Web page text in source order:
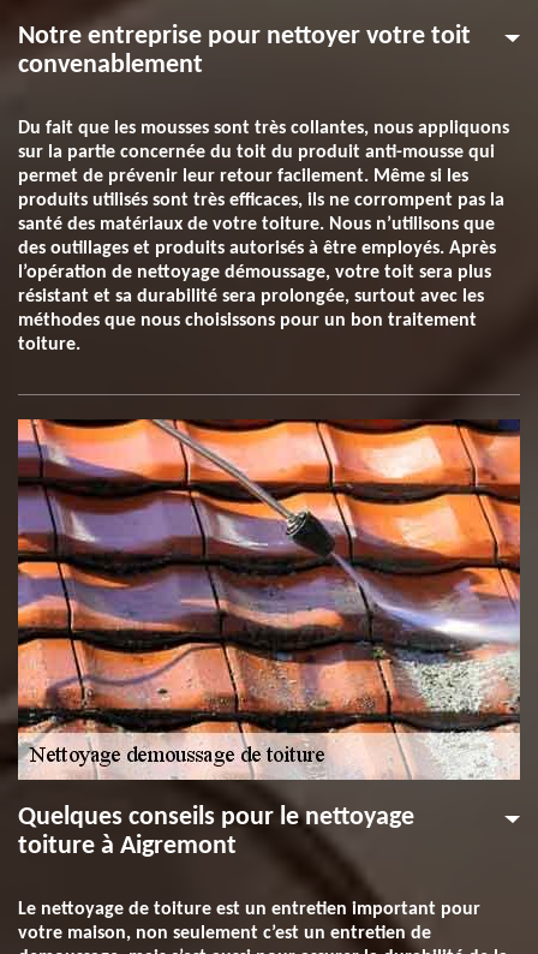
Notre entreprise pour nettoyer votre toit
convenablement
Du fait que les mousses sont très collantes, nous appliquons
sur la partie concernée du toit du produit anti-mousse qui
permet de prévenir leur retour facilement. Même si les
produits utilisés sont très efficaces, ils ne corrompent pas la
santé des matériaux de votre toiture. Nous n’utilisons que
des outillages et produits autorisés à être employés. Après
l’opération de nettoyage démoussage, votre toit sera plus
résistant et sa durabilité sera prolongée, surtout avec les
méthodes que nous choisissons pour un bon traitement
toiture.
Quelques conseils pour le nettoyage
toiture à Aigremont
Le nettoyage de toiture est un entretien important pour
votre maison, non seulement c’est un entretien de